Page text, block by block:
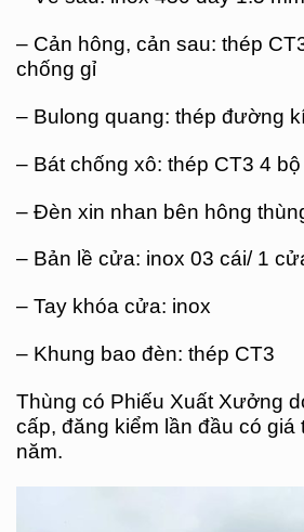
– Cản hông, cản sau: thép
chống gỉ
– Bulong quang: thép đường
– Bát chống xô: thép CT3 4 bộ
– Đèn xin nhan bên hông
– Bản lề cửa: inox 03 cái/ 1
– Tay khóa cửa: inox
– Khung bao đèn: thép CT3
Thùng có Phiếu Xuất Xưởng
cấp, đăng kiểm lần đầu có giá
năm.